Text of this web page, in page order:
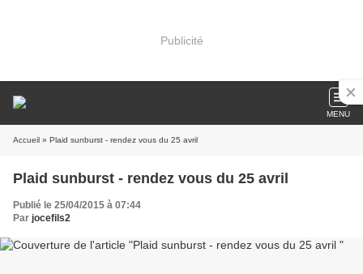
Publicité
MENU
Accueil » Plaid sunburst - rendez vous du 25 avril
Plaid sunburst - rendez vous du 25 avril
Publié le 25/04/2015 à 07:44
Par jocefils2